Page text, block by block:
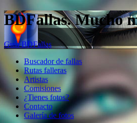
BDFallas. Mucho
Guía BDFallas
Buscador de fallas
Rutas falleras
Artistas
Comisiones
¿Tienes fotos?
Contacto
Galería de fotos